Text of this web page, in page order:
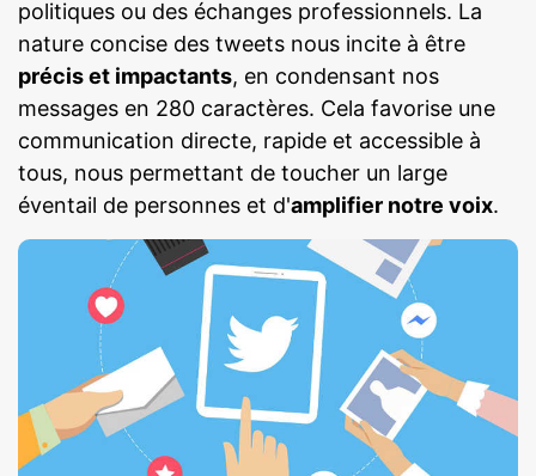
politiques ou des échanges professionnels. La
nature concise des tweets nous incite à être
précis et impactants, en condensant nos
messages en 280 caractères. Cela favorise une
communication directe, rapide et accessible à
tous, nous permettant de toucher un large
éventail de personnes et d'amplifier notre voix.